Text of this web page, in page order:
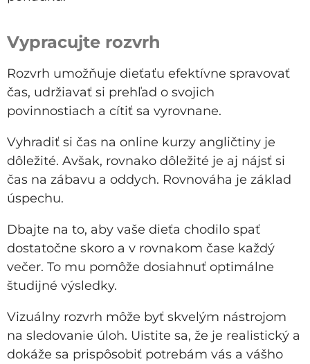
Vypracujte rozvrh
Rozvrh umožňuje dieťaťu efektívne spravovať
čas, udržiavať si prehľad o svojich
povinnostiach a cítiť sa vyrovnane.
Vyhradiť si čas na online kurzy angličtiny je
dôležité. Avšak, rovnako dôležité je aj nájsť si
čas na zábavu a oddych. Rovnováha je základ
úspechu.
Dbajte na to, aby vaše dieťa chodilo spať
dostatočne skoro a v rovnakom čase každý
večer. To mu pomôže dosiahnuť optimálne
študijné výsledky.
Vizuálny rozvrh môže byť skvelým nástrojom
na sledovanie úloh. Uistite sa, že je realistický a
dokáže sa prispôsobiť potrebám vás a vášho